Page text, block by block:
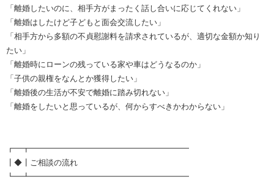
「離婚したいのに、相手方がまったく話し合いに応じてくれない」
「離婚はしたけど子どもと面会交流したい」
「相手方から多額の不貞慰謝料を請求されているが、適切な金額か知り
たい」
「離婚時にローンの残っている家や車はどうなるのか」
「子供の親権をなんとか獲得したい」
「離婚後の生活が不安で離婚に踏み切れない」
「離婚をしたいと思っているが、何からすべきかわからない」
┏━┳━━━━━━━━━━━━━━━━━━━━
┃◆┃ご相談の流れ
┗━┻━━━━━━━━━━━━━━━━━━━━